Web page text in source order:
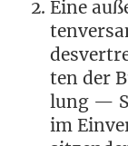
Eine
ten der
lung —
im